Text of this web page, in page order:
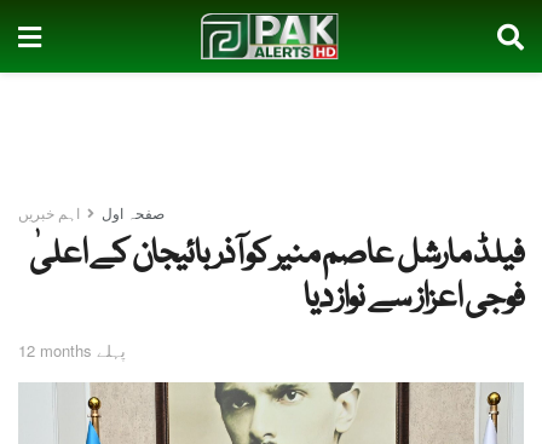
صفحہ اول اہم خبریں
فیلڈ مارشل عاصم منیر کو آذربائیجان کے اعلیٰ
فوجی اعزاز سے نواز دیا
12 months پہلے